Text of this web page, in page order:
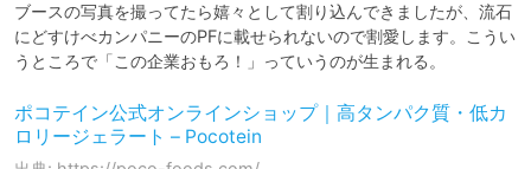
ブースの写真を撮ってたら嬉々として割り込んできましたが、流石
にどすけべカンパニーのPFに載せられないので割愛します。こうい
うところで「この企業おもろ！」っていうのが生まれる。
ポコテイン公式オンラインショップ｜高タンパク質・低カ
ロリージェラート – Pocotein